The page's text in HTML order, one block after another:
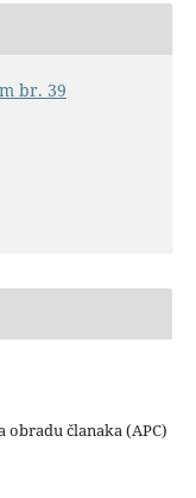
br. 39
članaka (APC)